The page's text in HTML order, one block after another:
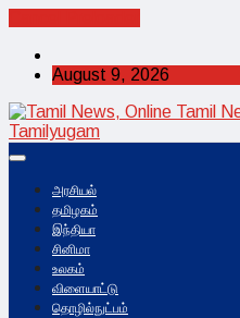
August 9, 2026
அரசியல்
தமிழகம்
இந்தியா
சினிமா
உலகம்
விளையாட்டு
தொழில்நுட்பம்